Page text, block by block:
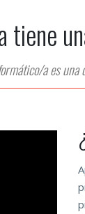
tiene
a es una